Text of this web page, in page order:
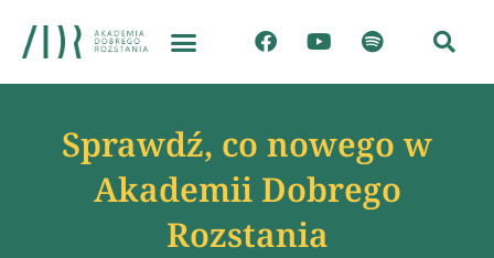
Sprawdź, co nowego w
Akademii Dobrego
Rozstania